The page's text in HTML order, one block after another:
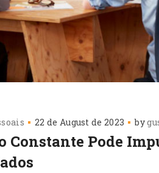
22 de August de 2023 by
Constante Pode